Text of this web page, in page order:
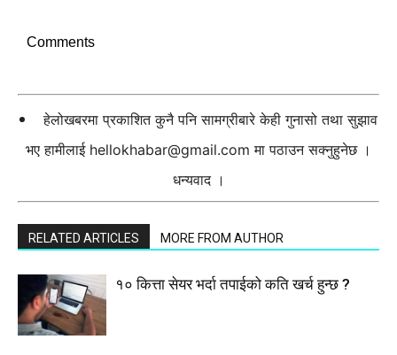
Comments
हेलोखबरमा प्रकाशित कुनै पनि सामग्रीबारे केही गुनासो तथा सुझाव
भए हामीलाई hellokhabar@gmail.com मा पठाउन सक्नुहुनेछ ।
धन्यवाद ।
RELATED ARTICLES MORE FROM AUTHOR
१० कित्ता सेयर भर्दा तपाईको कति खर्च हुन्छ ?